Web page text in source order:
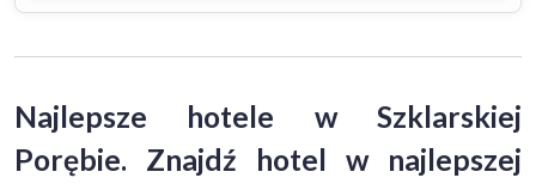
Najlepsze hotele w Szklarskiej
Porębie. Znajdź hotel w najlepszej